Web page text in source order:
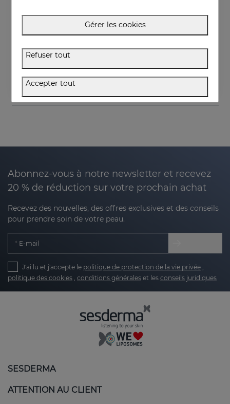
350.00 € 350.00 €
Abonnez-vous à notre newsletter et recevez
20 % de réduction sur votre prochain achat
Recevez des nouvelles, des offres exclusives et des conseils
pour prendre soin de votre peau.
E-mail
J'ai lu et j'accepte le politique de protection de la vie privée
politique des cookies conditions générales et les conseils juridiques
SESDERMA
ATTENTION AU CLIENT
Gérer les cookies
Refuser tout
Accepter tout